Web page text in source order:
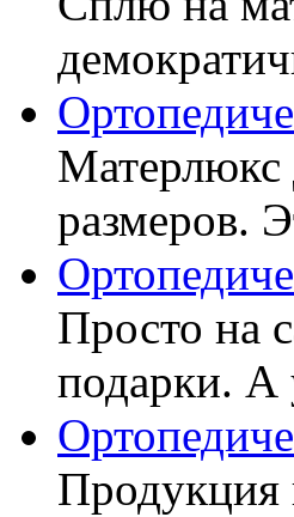
Матерлюкс
размеров.
Просто на
подарки. А
Продукция